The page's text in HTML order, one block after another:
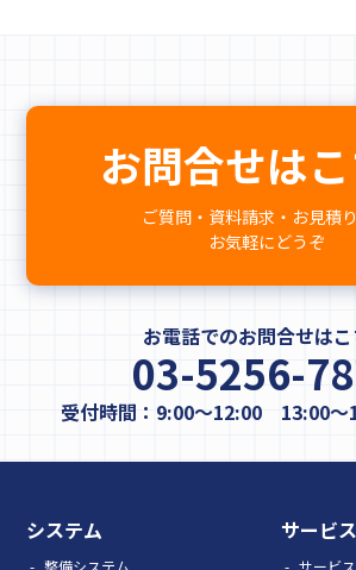
お問合せは
ご質問・資料請求・お見積
お気軽にどうぞ
お電話でのお問合せは
03-5256-
受付時間：9:00～12:00 13:00～
システム
整備システム
サービス
サービ